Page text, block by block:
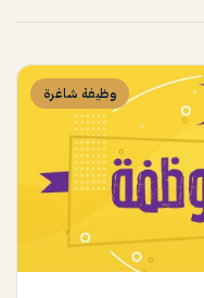
وظيفة شاغرة